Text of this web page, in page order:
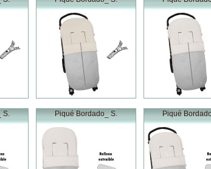
S. Piqué Bordado_ S. Piqué